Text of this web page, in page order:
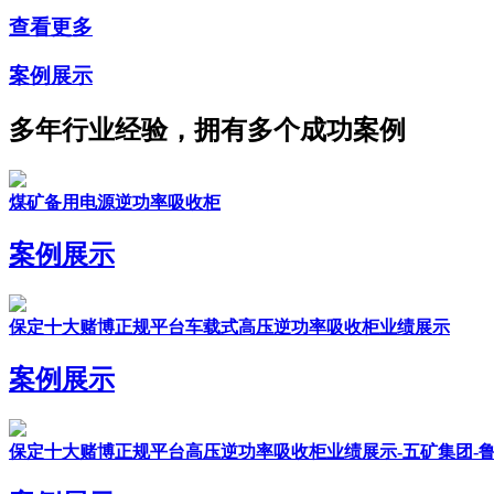
查看更多
案例展示
多年行业经验，拥有多个成功案例
煤矿备用电源逆功率吸收柜
案例展示
保定十大赌博正规平台车载式高压逆功率吸收柜业绩展示
案例展示
保定十大赌博正规平台高压逆功率吸收柜业绩展示-五矿集团-